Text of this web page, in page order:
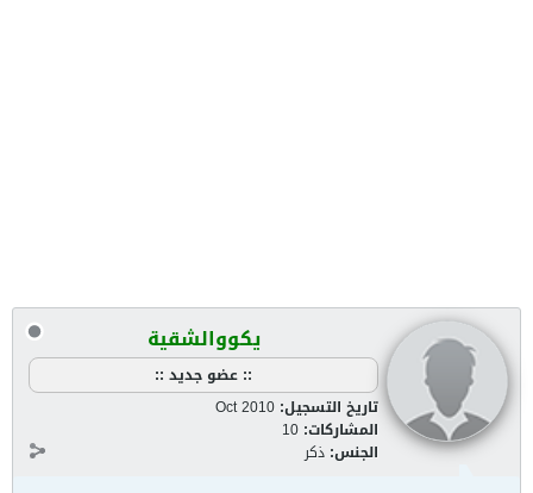
يكووالشقية
:: عضو جديد ::
تاريخ التسجيل: Oct 2010
المشاركات: 10
الجنس: ذكر